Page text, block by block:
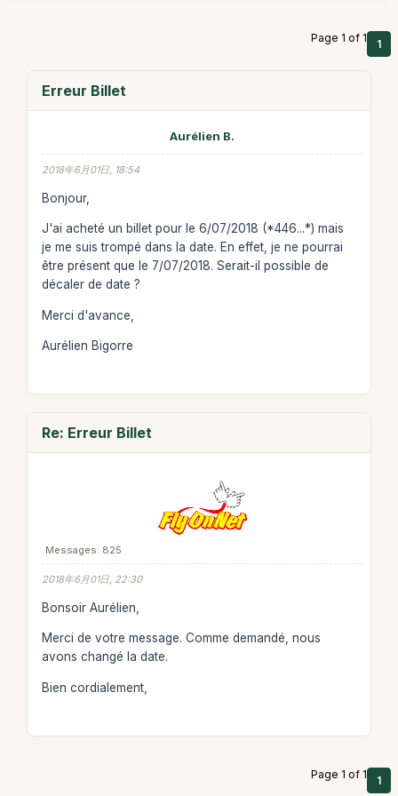
Page 1 of 1 1
Erreur Billet
Aurélien B.
2018年6月01日, 18:54
Bonjour,
J'ai acheté un billet pour le 6/07/2018 (*446...*) mais
je me suis trompé dans la date. En effet, je ne pourrai
être présent que le 7/07/2018. Serait-il possible de
décaler de date ?
Merci d'avance,
Aurélien Bigorre
Re: Erreur Billet
Messages: 825
2018年6月01日, 22:30
Bonsoir Aurélien,
Merci de votre message. Comme demandé, nous
avons changé la date.
Bien cordialement,
Page 1 of 1 1